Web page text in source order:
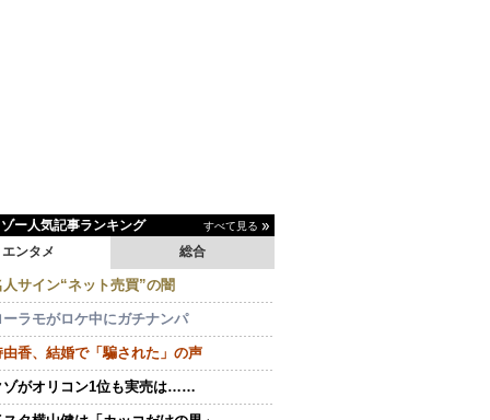
ー人気記事ランキング すべて見る
エンタメ 総合
人サイン“ネット売買”の闇
ーラモがロケ中にガチナンパ
由香、結婚で「騙された」の声
ゾがオリコン1位も実売は……